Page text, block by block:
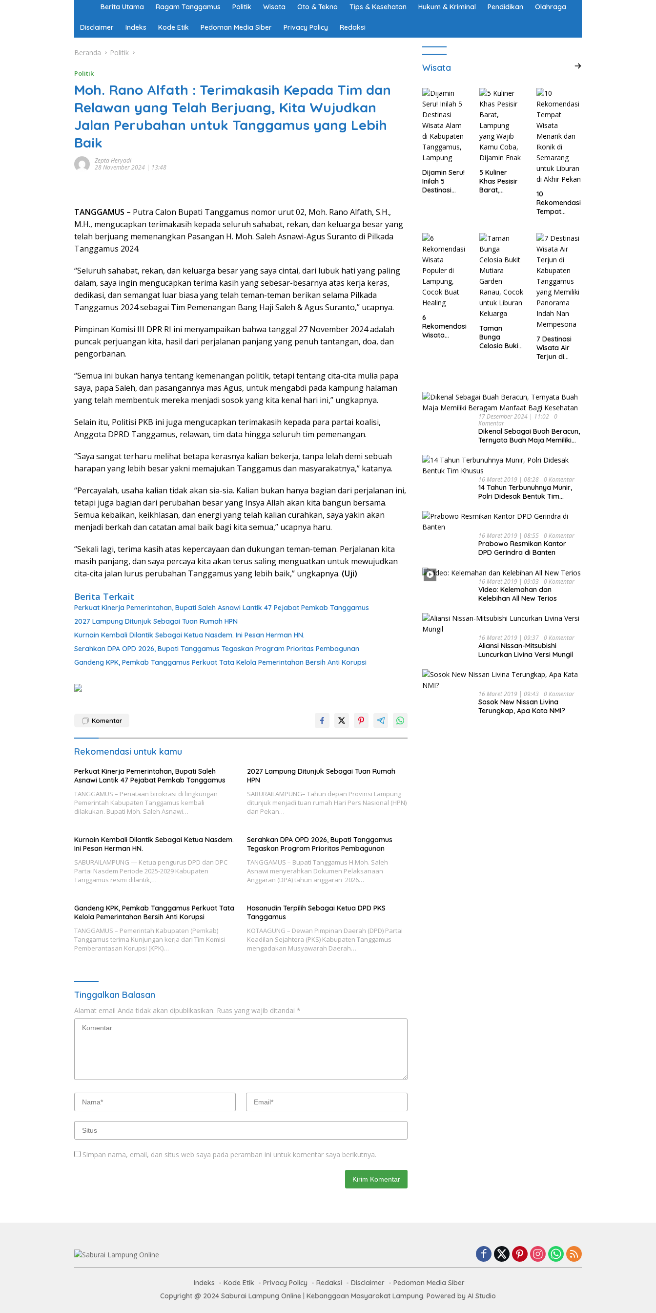
m
e
Berita Utama Ragam Tanggamus Politik Wisata Oto & Tekno Tips & Kesehatan Hukum & Kriminal Pendidikan Olahraga
Disclaimer Indeks Kode Etik Pedoman Media Siber Privacy Policy Redaksi
Beranda Politik
Politik
Moh. Rano Alfath : Terimakasih Kepada Tim dan
Relawan yang Telah Berjuang, Kita Wujudkan
Jalan Perubahan untuk Tanggamus yang Lebih
Baik
Zepta Heryadi
28 November 2024 | 13:48
TANGGAMUS – Putra Calon Bupati Tanggamus nomor urut 02, Moh. Rano Alfath, S.H.,
M.H., mengucapkan terimakasih kepada seluruh sahabat, rekan, dan keluarga besar yang
telah berjuang memenangkan Pasangan H. Moh. Saleh Asnawi-Agus Suranto di Pilkada
Tanggamus 2024.
“Seluruh sahabat, rekan, dan keluarga besar yang saya cintai, dari lubuk hati yang paling
dalam, saya ingin mengucapkan terima kasih yang sebesar-besarnya atas kerja keras,
dedikasi, dan semangat luar biasa yang telah teman-teman berikan selama Pilkada
Tanggamus 2024 sebagai Tim Pemenangan Bang Haji Saleh & Agus Suranto,” ucapnya.
Pimpinan Komisi III DPR RI ini menyampaikan bahwa tanggal 27 November 2024 adalah
puncak perjuangan kita, hasil dari perjalanan panjang yang penuh tantangan, doa, dan
pengorbanan.
“Semua ini bukan hanya tentang kemenangan politik, tetapi tentang cita-cita mulia papa
saya, papa Saleh, dan pasangannya mas Agus, untuk mengabdi pada kampung halaman
yang telah membentuk mereka menjadi sosok yang kita kenal hari ini,” ungkapnya.
Selain itu, Politisi PKB ini juga mengucapkan terimakasih kepada para partai koalisi,
Anggota DPRD Tanggamus, relawan, tim data hingga seluruh tim pemenangan.
“Saya sangat terharu melihat betapa kerasnya kalian bekerja, tanpa lelah demi sebuah
harapan yang lebih besar yakni memajukan Tanggamus dan masyarakatnya,” katanya.
“Percayalah, usaha kalian tidak akan sia-sia. Kalian bukan hanya bagian dari perjalanan ini,
tetapi juga bagian dari perubahan besar yang Insya Allah akan kita bangun bersama.
Semua kebaikan, keikhlasan, dan energi yang telah kalian curahkan, saya yakin akan
menjadi berkah dan catatan amal baik bagi kita semua,” ucapnya haru.
“Sekali lagi, terima kasih atas kepercayaan dan dukungan teman-teman. Perjalanan kita
masih panjang, dan saya percaya kita akan terus saling menguatkan untuk mewujudkan
cita-cita jalan lurus perubahan Tanggamus yang lebih baik,” ungkapnya. (Uji)
Berita Terkait
Perkuat Kinerja Pemerintahan, Bupati Saleh Asnawi Lantik 47 Pejabat Pemkab Tanggamus
2027 Lampung Ditunjuk Sebagai Tuan Rumah HPN
Kurnain Kembali Dilantik Sebagai Ketua Nasdem. Ini Pesan Herman HN.
Serahkan DPA OPD 2026, Bupati Tanggamus Tegaskan Program Prioritas Pembagunan
Gandeng KPK, Pemkab Tanggamus Perkuat Tata Kelola Pemerintahan Bersih Anti Korupsi
Komentar
Rekomendasi untuk kamu
Perkuat Kinerja Pemerintahan, Bupati Saleh
Asnawi Lantik 47 Pejabat Pemkab Tanggamus
TANGGAMUS – Penataan birokrasi di lingkungan
Pemerintah Kabupaten Tanggamus kembali
dilakukan. Bupati Moh. Saleh Asnawi…
2027 Lampung Ditunjuk Sebagai Tuan Rumah
HPN
SABURAILAMPUNG– Tahun depan Provinsi Lampung
ditunjuk menjadi tuan rumah Hari Pers Nasional (HPN)
dan Pekan…
Kurnain Kembali Dilantik Sebagai Ketua Nasdem.
Ini Pesan Herman HN.
SABURAILAMPUNG — Ketua pengurus DPD dan DPC
Partai Nasdem Periode 2025-2029 Kabupaten
Tanggamus resmi dilantik,…
Serahkan DPA OPD 2026, Bupati Tanggamus
Tegaskan Program Prioritas Pembagunan
TANGGAMUS – Bupati Tanggamus H.Moh. Saleh
Asnawi menyerahkan Dokumen Pelaksanaan
Anggaran (DPA) tahun anggaran 2026…
Gandeng KPK, Pemkab Tanggamus Perkuat Tata
Kelola Pemerintahan Bersih Anti Korupsi
TANGGAMUS – Pemerintah Kabupaten (Pemkab)
Tanggamus terima Kunjungan kerja dari Tim Komisi
Pemberantasan Korupsi (KPK)…
Hasanudin Terpilih Sebagai Ketua DPD PKS
Tanggamus
KOTAAGUNG – Dewan Pimpinan Daerah (DPD) Partai
Keadilan Sejahtera (PKS) Kabupaten Tanggamus
mengadakan Musyawarah Daerah…
Tinggalkan Balasan
Alamat email Anda tidak akan dipublikasikan. Ruas yang wajib ditandai *
Simpan nama, email, dan situs web saya pada peramban ini untuk komentar saya berikutnya.
Wisata
Dijamin Seru!
Inilah 5
Destinasi
5 Kuliner
Khas Pesisir
Barat,
10
Rekomendasi
Tempat
Ikonik di
Semarang
untuk Liburan
di Akhir
Pekan
6
Rekomendasi
Wisata
Taman
Bunga
Celosia Bukit
7 Destinasi
Wisata Air
Terjun di
Indah Nan
Mempesona
17 Desember 2024 | 11:02
0
Komentar
Dikenal Sebagai Buah Beracun,
Ternyata Buah Maja Memiliki
Kesehatan
16 Maret 2019 | 08:28 0 Komentar
14 Tahun Terbunuhnya Munir,
Polri Didesak Bentuk Tim
16 Maret 2019 | 08:55 0 Komentar
Prabowo Resmikan Kantor
DPD Gerindra di Banten
16 Maret 2019 | 09:03 0 Komentar
Video: Kelemahan dan
Kelebihan All New Terios
16 Maret 2019 | 09:37 0 Komentar
Aliansi Nissan-Mitsubishi
Luncurkan Livina Versi Mungil
16 Maret 2019 | 09:43 0 Komentar
Sosok New Nissan Livina
Terungkap, Apa Kata NMI?
Indeks Kode Etik Privacy Policy Redaksi Disclaimer
Pedoman Media Siber
Copyright @ 2024 Saburai Lampung Online | Kebanggaan Masyarakat Lampung. Powered by AI Studio